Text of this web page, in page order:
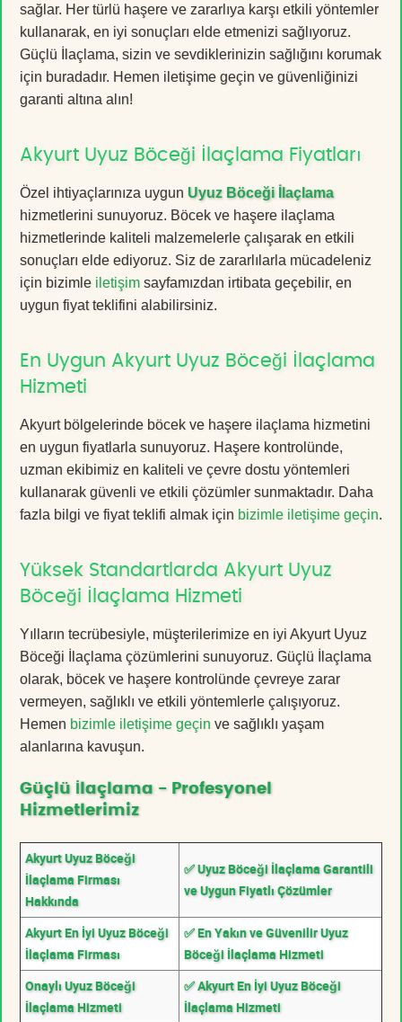
sağlar. Her türlü haşere ve zararlıya karşı etkili yöntemler
kullanarak, en iyi sonuçları elde etmenizi sağlıyoruz.
Güçlü İlaçlama, sizin ve sevdiklerinizin sağlığını korumak
için buradadır. Hemen iletişime geçin ve güvenliğinizi
garanti altına alın!
Akyurt Uyuz Böceği İlaçlama Fiyatları
Özel ihtiyaçlarınıza uygun Uyuz Böceği İlaçlama
hizmetlerini sunuyoruz. Böcek ve haşere ilaçlama
hizmetlerinde kaliteli malzemelerle çalışarak en etkili
sonuçları elde ediyoruz. Siz de zararlılarla mücadeleniz
için bizimle iletişim sayfamızdan irtibata geçebilir, en
uygun fiyat teklifini alabilirsiniz.
En Uygun Akyurt Uyuz Böceği İlaçlama
Hizmeti
Akyurt bölgelerinde böcek ve haşere ilaçlama hizmetini
en uygun fiyatlarla sunuyoruz. Haşere kontrolünde,
uzman ekibimiz en kaliteli ve çevre dostu yöntemleri
kullanarak güvenli ve etkili çözümler sunmaktadır. Daha
fazla bilgi ve fiyat teklifi almak için bizimle iletişime geçin.
Yüksek Standartlarda Akyurt Uyuz
Böceği İlaçlama Hizmeti
Yılların tecrübesiyle, müşterilerimize en iyi Akyurt Uyuz
Böceği İlaçlama çözümlerini sunuyoruz. Güçlü İlaçlama
olarak, böcek ve haşere kontrolünde çevreye zarar
vermeyen, sağlıklı ve etkili yöntemlerle çalışıyoruz.
Hemen bizimle iletişime geçin ve sağlıklı yaşam
alanlarına kavuşun.
Güçlü İlaçlama - Profesyonel
Hizmetlerimiz
Akyurt Uyuz Böceği
İlaçlama Firması
Hakkında
✅ Uyuz Böceği İlaçlama Garantili
ve Uygun Fiyatlı Çözümler
Akyurt En İyi Uyuz Böceği
İlaçlama Firması
✅ En Yakın ve Güvenilir Uyuz
Böceği İlaçlama Hizmeti
Onaylı Uyuz Böceği
İlaçlama Hizmeti
✅ Akyurt En İyi Uyuz Böceği
İlaçlama Hizmeti